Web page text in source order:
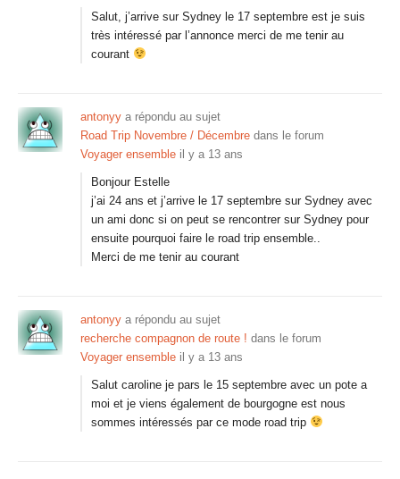
Salut, j’arrive sur Sydney le 17 septembre est je suis
très intéressé par l’annonce merci de me tenir au
courant
antonyy a répondu au sujet
Road Trip Novembre / Décembre dans le forum
Voyager ensemble il y a 13 ans
Bonjour Estelle
j’ai 24 ans et j’arrive le 17 septembre sur Sydney avec
un ami donc si on peut se rencontrer sur Sydney pour
ensuite pourquoi faire le road trip ensemble..
Merci de me tenir au courant
antonyy a répondu au sujet
recherche compagnon de route ! dans le forum
Voyager ensemble il y a 13 ans
Salut caroline je pars le 15 septembre avec un pote a
moi et je viens également de bourgogne est nous
sommes intéressés par ce mode road trip